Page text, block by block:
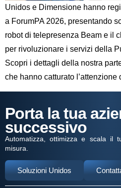
Unidos e Dimensione hanno
a ForumPA 2026, presentando
robot di telepresenza Beam e il
per rivoluzionare i servizi della
Scopri i dettagli della nostra
che hanno catturato l’attenzione
Porta la tua
successivo
Automatizza, ottimizza e scala il
misura.
Soluzioni Unidos